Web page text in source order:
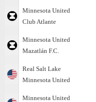
Minnesota United
Club Atlante
Minnesota United
Mazatlán F.C.
Real Salt Lake
Minnesota United
Minnesota United